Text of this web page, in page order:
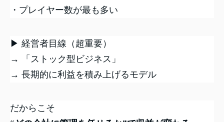
・プレイヤー数が最も多い
▶ 経営者目線（超重要）
→ 「ストック型ビジネス」
→ 長期的に利益を積み上げるモデル
だからこそ